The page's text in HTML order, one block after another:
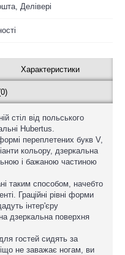
Делівері
Характеристики
стіл від польського
Hubertus.
переплетених букв V,
кольору, дзеркальна
і бажаною частиною
таким способом, начебто
Граційні рівні форми
інтер'єру
дзеркальна поверхня
гостей сидять за
не заважає ногам, ви